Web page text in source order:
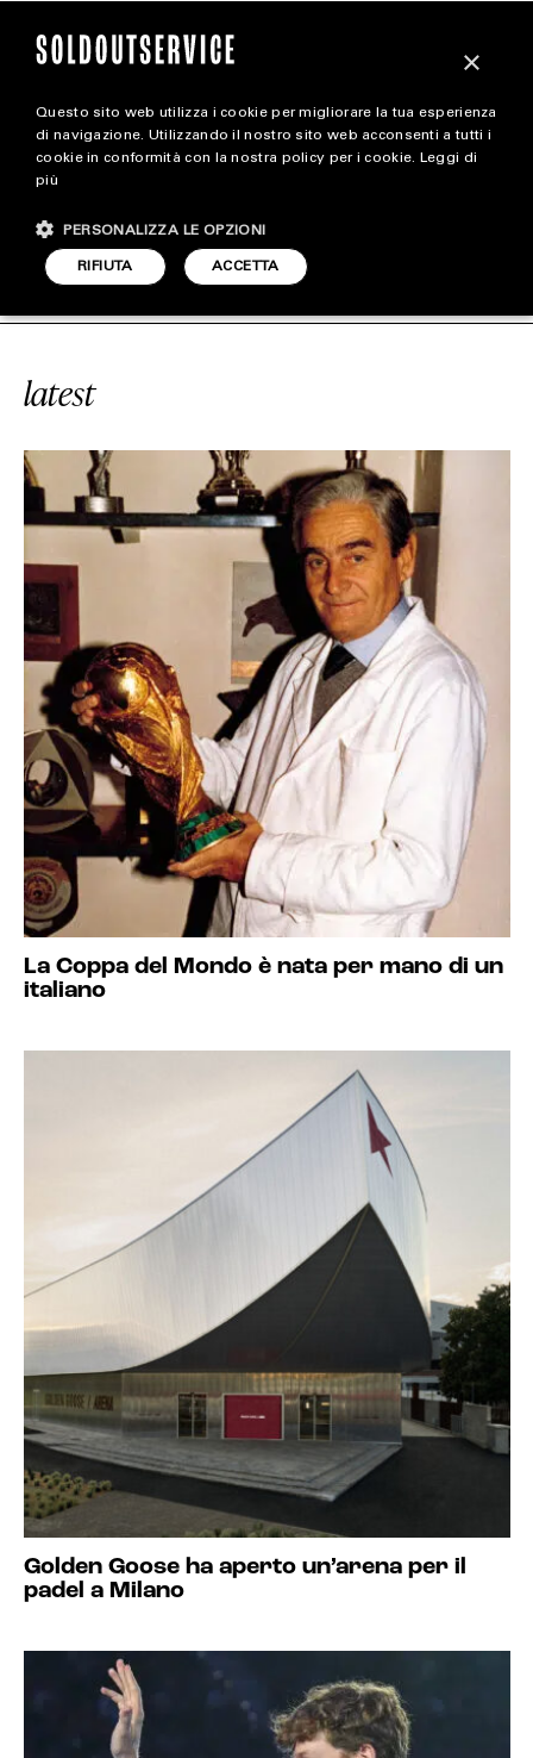
magazine
STYLE
FOOTWEAR
#SPORT SOLDOUTSERVICE
latest
La Coppa del Mondo è nata per mano di un
italiano
Golden Goose ha aperto un’arena per il
padel a Milano
×
Questo sito web utilizza i cookie per migliorare la tua esperienza
di navigazione. Utilizzando il nostro sito web acconsenti a tutti i
cookie in conformità con la nostra policy per i cookie. Leggi di
più
ACCETTA
RIFIUTA
PERSONALIZZA LE OPZIONI